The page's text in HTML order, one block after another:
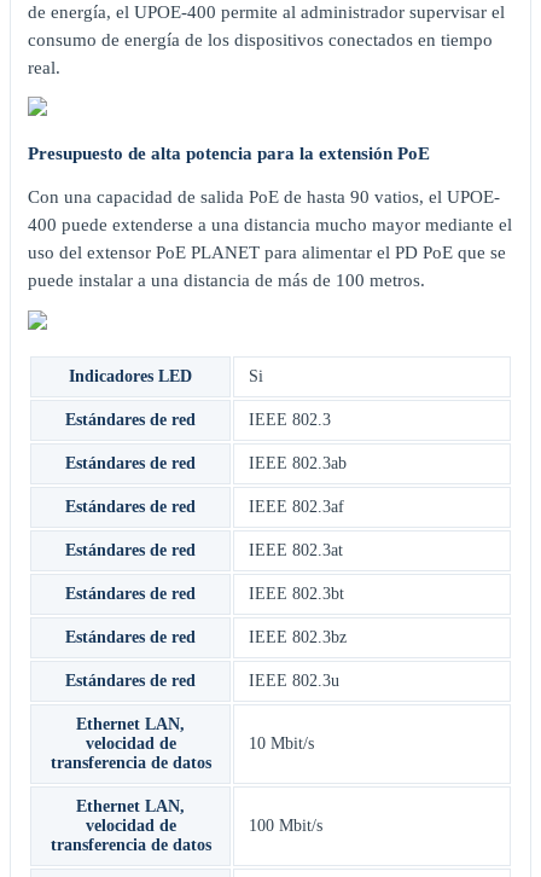
de energía, el UPOE-400 permite al administrador supervisar el
consumo de energía de los dispositivos conectados en tiempo
real.
Presupuesto de alta potencia para la extensión PoE
Con una capacidad de salida PoE de hasta 90 vatios, el UPOE-
400 puede extenderse a una distancia mucho mayor mediante el
uso del extensor PoE PLANET para alimentar el PD PoE que se
puede instalar a una distancia de más de 100 metros.
Indicadores LED Si
Estándares de red IEEE 802.3
Estándares de red IEEE 802.3ab
Estándares de red IEEE 802.3af
Estándares de red IEEE 802.3at
Estándares de red IEEE 802.3bt
Estándares de red IEEE 802.3bz
Estándares de red IEEE 802.3u
Ethernet LAN,
velocidad de
transferencia de datos
10 Mbit/s
Ethernet LAN,
velocidad de
transferencia de datos
100 Mbit/s